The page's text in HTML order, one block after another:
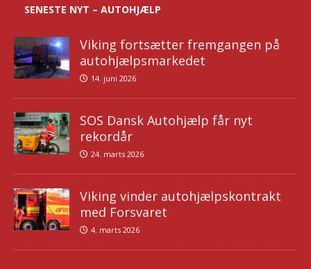
SENESTE NYT – AUTOHJÆLP
Viking fortsætter fremgangen på
autohjælpsmarkedet
14. juni 2026
SOS Dansk Autohjælp får nyt
rekordår
24. marts 2026
Viking vinder autohjælpskontrakt
med Forsvaret
4. marts 2026